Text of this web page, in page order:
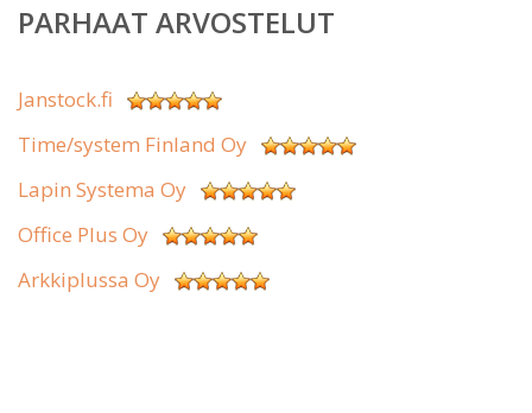
PARHAAT ARVOSTELUT
Janstock.fi
Time/system Finland Oy
Lapin Systema Oy
Office Plus Oy
Arkkiplussa Oy